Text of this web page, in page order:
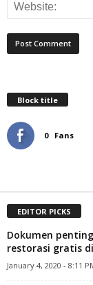
Block title
0 Fans
EDITOR PICKS
Dokumen
restorasi gratis di
January 4, 2020 - 8:11